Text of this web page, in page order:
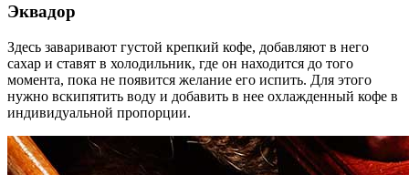
Эквадор
Здесь заваривают густой крепкий кофе, добавляют в него
сахар и ставят в холодильник, где он находится до того
момента, пока не появится желание его испить. Для этого
нужно вскипятить воду и добавить в нее охлажденный кофе в
индивидуальной пропорции.